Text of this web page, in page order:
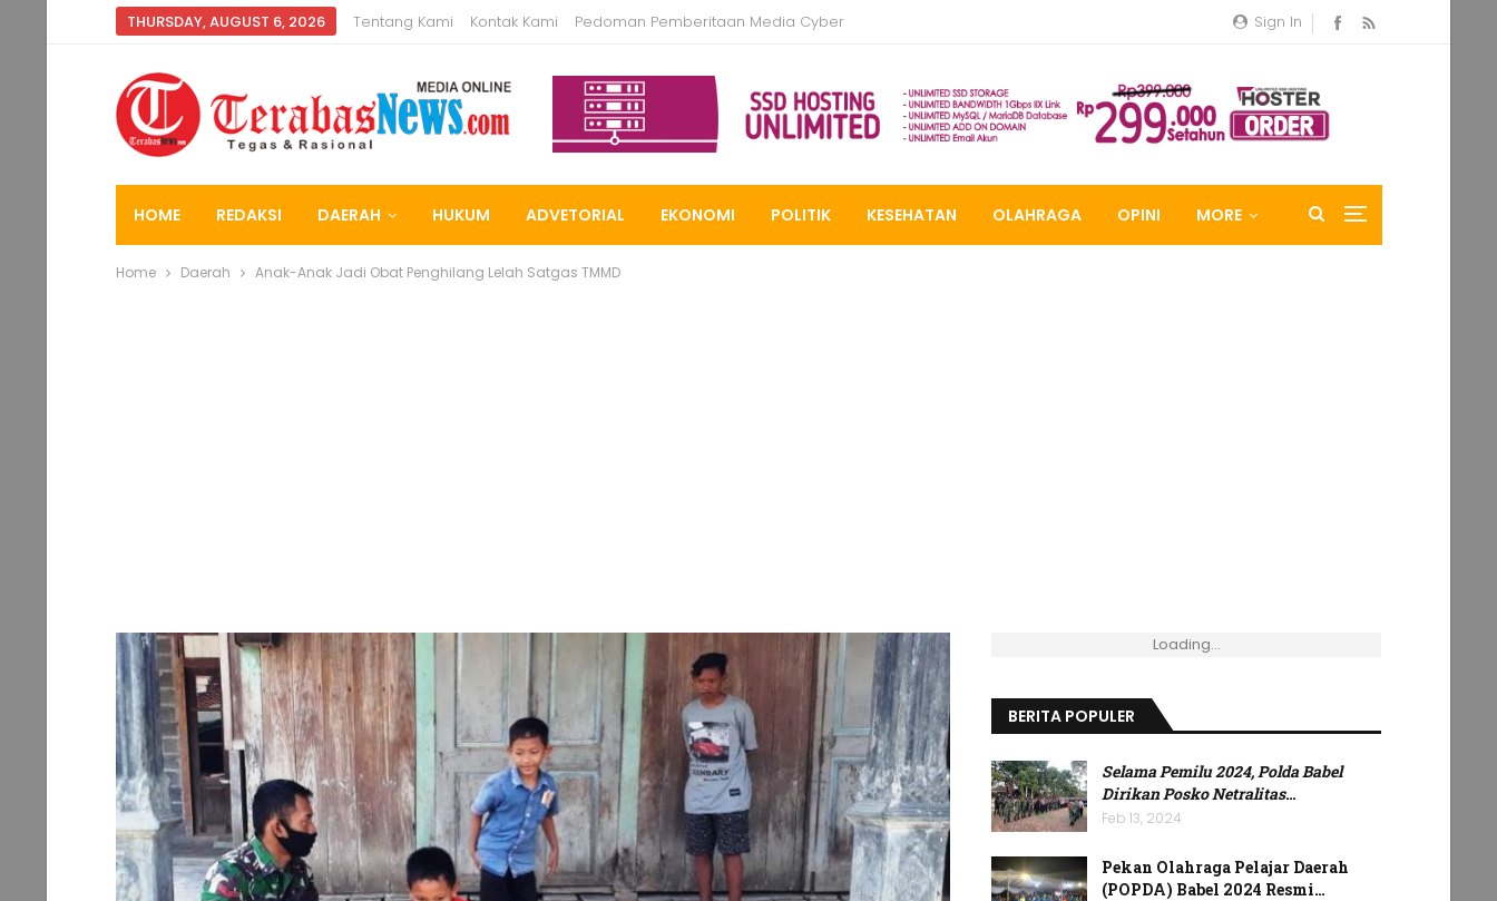
Sign In
THURSDAY, AUGUST 6, 2026 Tentang Kami Kontak Kami Pedoman Pemberitaan Media Cyber
HOME REDAKSI DAERAH HUKUM ADVETORIAL EKONOMI POLITIK KESEHATAN OLAHRAGA OPINI MORE
Home Daerah Anak-Anak Jadi Obat Penghilang Lelah Satgas TMMD
Loading...
BERITA POPULER
Selama Pemilu 2024, Polda Babel
Dirikan Posko Netralitas…
Feb 13, 2024
Pekan Olahraga Pelajar Daerah
(POPDA) Babel 2024 Resmi…